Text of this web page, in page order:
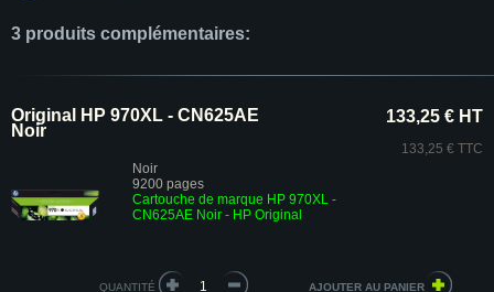
3 produits complémentaires:
Original HP 970XL - CN625AE
Noir
Noir
9200 pages
Cartouche de marque HP 970XL -
CN625AE Noir - HP Original
133,25 € HT
133,25 € TTC
QUANTITÉ